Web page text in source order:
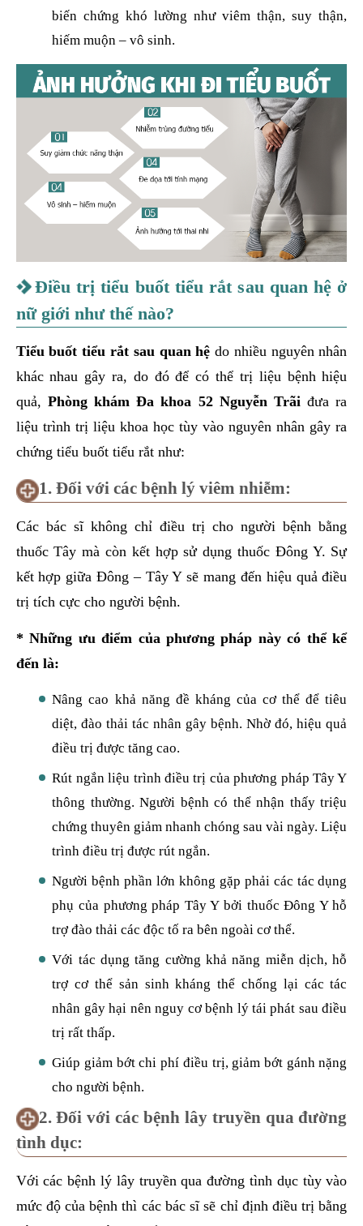
biến chứng khó lường như viêm thận, suy thận,
hiếm muộn – vô sinh.
Điều trị tiểu buốt tiểu rắt sau quan hệ ở
nữ giới như thế nào?
Tiểu buốt tiểu rắt sau quan hệ do nhiều nguyên nhân
khác nhau gây ra, do đó để có thể trị liệu bệnh hiệu
quả, Phòng khám Đa khoa 52 Nguyễn Trãiđưa ra
liệu trình trị liệu khoa học tùy vào nguyên nhân gây ra
chứng tiểu buốt tiểu rắt như:
1. Đối với các bệnh lý viêm nhiễm:
Các bác sĩ không chỉ điều trị cho người bệnh bằng
thuốc Tây mà còn kết hợp sử dụng thuốc Đông Y. Sự
kết hợp giữa Đông – Tây Y sẽ mang đến hiệu quả điều
trị tích cực cho người bệnh.
* Những ưu điểm của phương pháp này có thể kể
đến là:
Nâng cao khả năng đề kháng của cơ thể để tiêu
diệt, đào thải tác nhân gây bệnh. Nhờ đó, hiệu quả
điều trị được tăng cao.
Rút ngắn liệu trình điều trị của phương pháp Tây Y
thông thường. Người bệnh có thể nhận thấy triệu
chứng thuyên giảm nhanh chóng sau vài ngày. Liệu
trình điều trị được rút ngắn.
Người bệnh phần lớn không gặp phải các tác dụng
phụ của phương pháp Tây Y bởi thuốc Đông Y hỗ
trợ đào thải các độc tố ra bên ngoài cơ thể.
Với tác dụng tăng cường khả năng miễn dịch, hỗ
trợ cơ thể sản sinh kháng thể chống lại các tác
nhân gây hại nên nguy cơ bệnh lý tái phát sau điều
trị rất thấp.
Giúp giảm bớt chi phí điều trị, giảm bớt gánh nặng
cho người bệnh.
2. Đối với các bệnh lây truyền qua đường
tình dục:
Với các bệnh lý lây truyền qua đường tình dục tùy vào
mức độ của bệnh thì các bác sĩ sẽ chỉ định điều trị bằng